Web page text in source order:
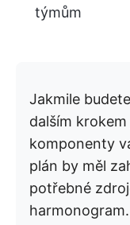
týmům
Jakmile
dalším
komponenty
plán by měl
potřebné
harmonogram.